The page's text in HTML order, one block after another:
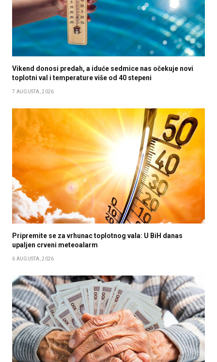
Vikend donosi predah, a iduće sedmice nas očekuje novi
toplotni val i temperature više od 40 stepeni
7 AUGUSTA, 2026
Pripremite se za vrhunac toplotnog vala: U BiH danas
upaljen crveni meteoalarm
6 AUGUSTA, 2026